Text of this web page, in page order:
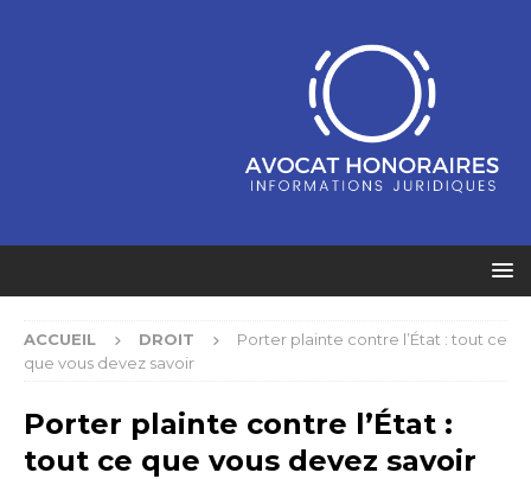
ACCUEIL DROIT
Porter plainte contre l’État : tout ce
que vous devez savoir
Porter plainte contre l’État :
tout ce que vous devez savoir